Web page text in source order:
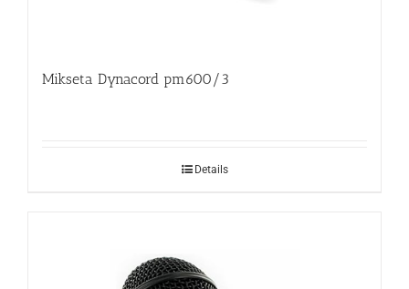
Mikseta Dynacord pm600/3
Details